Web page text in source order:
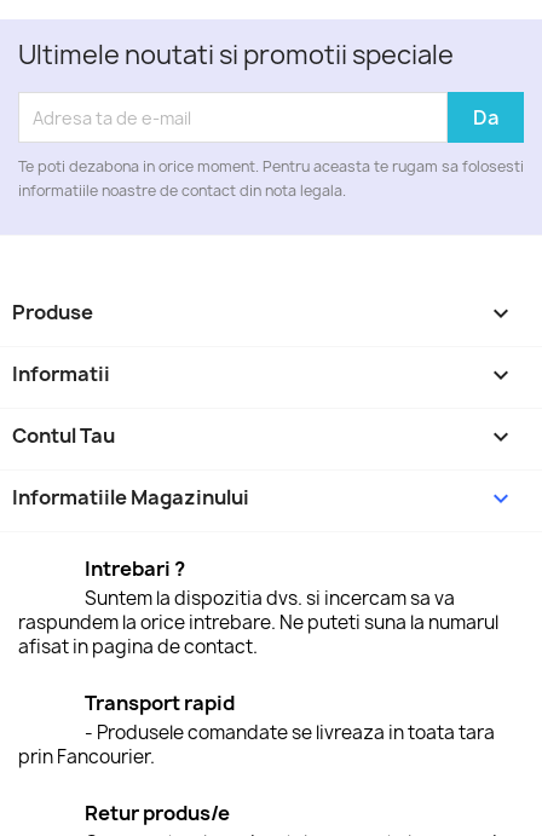
Ultimele noutati si promotii speciale
Te poti dezabona in orice moment. Pentru aceasta te rugam sa folosesti
informatiile noastre de contact din nota legala.
Produse 
Informatii 
Contul Tau 
Informatiile Magazinului keyboard_arrow_down
Intrebari ?
Suntem la dispozitia dvs. si incercam sa va
raspundem la orice intrebare. Ne puteti suna la numarul
afisat in pagina de contact.
Transport rapid
- Produsele comandate se livreaza in toata tara
prin Fancourier.
Retur produs/e